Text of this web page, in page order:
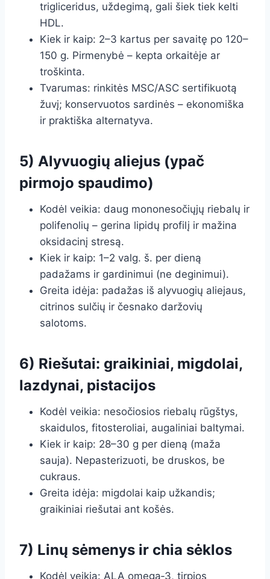
trigliceridus, uždegimą, gali šiek tiek kelti
HDL.
Kiek ir kaip: 2–3 kartus per savaitę po 120–
150 g. Pirmenybė – kepta orkaitėje ar
troškinta.
Tvarumas: rinkitės MSC/ASC sertifikuotą
žuvį; konservuotos sardinės – ekonomiška
ir praktiška alternatyva.
5) Alyvuogių aliejus (ypač
pirmojo spaudimo)
Kodėl veikia: daug mononesočiųjų riebalų ir
polifenolių – gerina lipidų profilį ir mažina
oksidacinį stresą.
Kiek ir kaip: 1–2 valg. š. per dieną
padažams ir gardinimui (ne deginimui).
Greita idėja: padažas iš alyvuogių aliejaus,
citrinos sulčių ir česnako daržovių
salotoms.
6) Riešutai: graikiniai, migdolai,
lazdynai, pistacijos
Kodėl veikia: nesočiosios riebalų rūgštys,
skaidulos, fitosteroliai, augaliniai baltymai.
Kiek ir kaip: 28–30 g per dieną (maža
sauja). Nepasterizuoti, be druskos, be
cukraus.
Greita idėja: migdolai kaip užkandis;
graikiniai riešutai ant košės.
7) Linų sėmenys ir chia sėklos
Kodėl veikia: ALA omega‑3, tirpios